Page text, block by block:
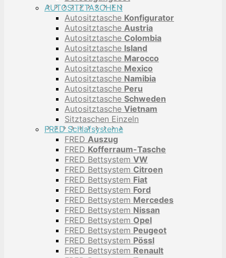
AUTOSITZTASCHEN
Autositztasche Konfigurator
Autositztasche Austria
Autositztasche Colombia
Autositztasche Island
Autositztasche Marocco
Autositztasche Mexico
Autositztasche Namibia
Autositztasche Peru
Autositztasche Schweden
Autositztasche Vietnam
Sitztaschen Einzeln
FRED Schlafsysteme
FRED Auszug
FRED Kofferraum-Tasche
FRED Bettsystem VW
FRED Bettsystem Citroen
FRED Bettsystem Fiat
FRED Bettsystem Ford
FRED Bettsystem Mercedes
FRED Bettsystem Nissan
FRED Bettsystem Opel
FRED Bettsystem Peugeot
FRED Bettsystem Pössl
FRED Bettsystem Renault